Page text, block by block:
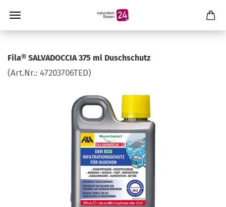
Fila® SALVADOCCIA 375 ml Duschschutz
(Art.Nr.: 47203706TED)